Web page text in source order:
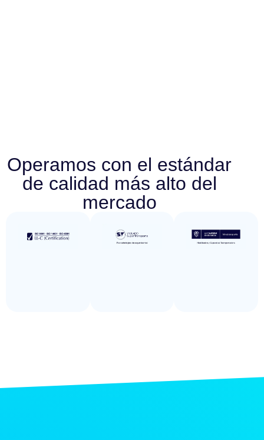
Operamos con el estándar
de calidad más alto del
mercado